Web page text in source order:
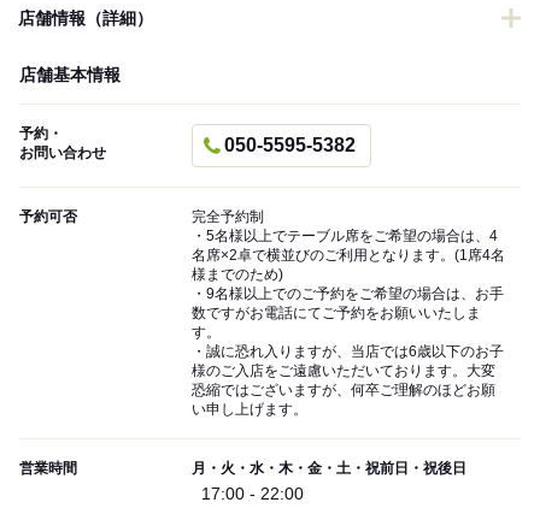
店舗情報（詳細）
店舗基本情報
予約・
お問い合わせ
050-5595-5382
予約可否
完全予約制
・5名様以上でテーブル席をご希望の場合は、4
名席×2卓で横並びのご利用となります。(1席4名
様までのため)
・9名様以上でのご予約をご希望の場合は、お手
数ですがお電話にてご予約をお願いいたしま
す。
・誠に恐れ入りますが、当店では6歳以下のお子
様のご入店をご遠慮いただいております。大変
恐縮ではございますが、何卒ご理解のほどお願
い申し上げます。
営業時間 月・火・水・木・金・土・祝前日・祝後日
17:00 - 22:00